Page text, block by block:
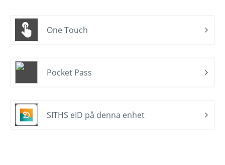
One Touch
Pocket Pass
SITHS eID på denna enhet